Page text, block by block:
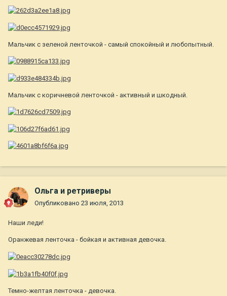
Мальчик с зеленой ленточкой - самый спокойный и любопытный.
Мальчик с коричневой ленточкой - активный и шкодный.
Ольга и ретриверы
Опубликовано 23 июля, 2013
Наши леди!
Оранжевая ленточка - бойкая и активная девочка.
Темно-желтая ленточка - девочка.